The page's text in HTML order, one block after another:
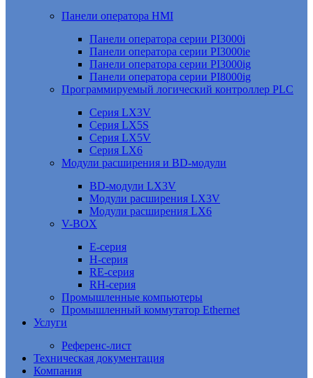
Панели оператора HMI
Панели оператора серии PI3000i
Панели оператора серии PI3000ie
Панели оператора серии PI3000ig
Панели оператора серии PI8000ig
Программируемый логический контроллер PLC
Серия LX3V
Серия LX5S
Серия LX5V
Серия LX6
Модули расширения и BD-модули
BD-модули LX3V
Модули расширения LX3V
Модули расширения LX6
V-BOX
E-серия
H-серия
RE-серия
RH-серия
Промышленные компьютеры
Промышленный коммутатор Ethernet
Услуги
Референс-лист
Техническая документация
Компания